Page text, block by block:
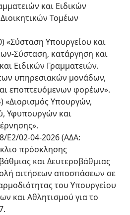
και Ειδικών
Τομέων
«Σύσταση Υπουργείου και
Σύσταση, κατάργηση και
Ειδικών Γραμματειών.
υπηρεσιακών μονάδων,
εποπτευόμενων φορέων».
«Διορισμός Υπουργών,
Υφυπουργών και
Ε2/02-04-2026 (ΑΔΑ:
πρόσκλησης
και Δευτεροβάθμιας
αιτήσεων αποσπάσεων σε
του Υπουργείου
και Αθλητισμού για το